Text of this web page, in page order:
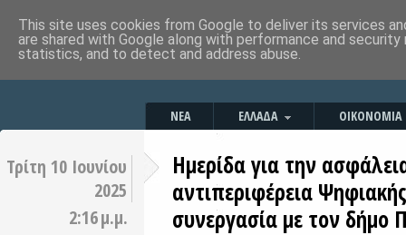
ΝΕΑ ΕΛΛΑΔΑ ΟΙΚΟΝΟΜΙΑ
Τρίτη 10 Ιουνίου
2025
2:16 μ.μ.
Ημερίδα για την
αντιπεριφέρεια
συνεργασία με τον δήμο
This site uses cookies from Google to deliver its services
are shared with Google along with performance and
statistics, and to detect and address abuse.